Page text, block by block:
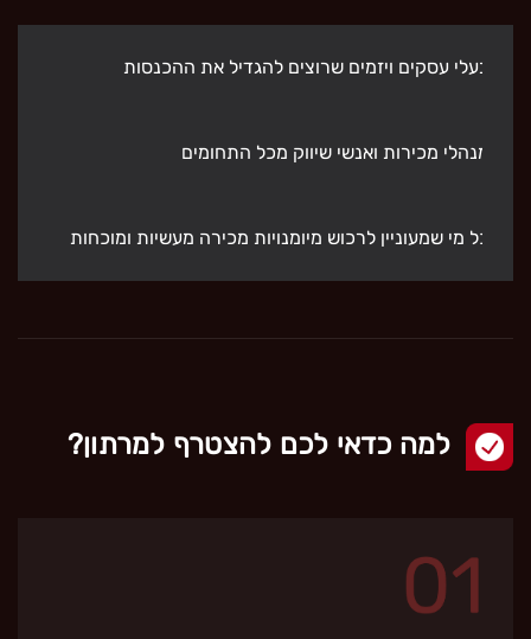
בעלי עסקים ויזמים שרוצים להגדיל את ההכנסות
מנהלי מכירות ואנשי שיווק מכל התחומים
כל מי שמעוניין לרכוש מיומנויות מכירה מעשיות ומוכחות
למה כדאי לכם להצטרף למרתון?